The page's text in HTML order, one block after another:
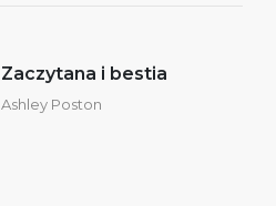
Zaczytana i bestia
Ashley Poston